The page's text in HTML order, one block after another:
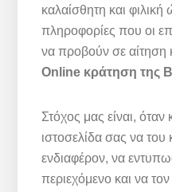
καλαίσθητη και φιλική
πληροφορίες που οι
να προβούν σε αίτηση
Online κράτηση της
Στόχος μας είναι, όταν
ιστοσελίδα σας να του
ενδιαφέρον, να
περιεχόμενο και να